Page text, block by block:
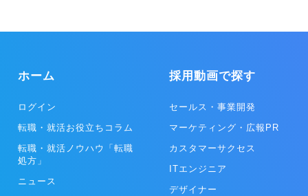
り組みを行っています。 ◎プロダクト事業 プロダクト事業は、クラ
を展開しています。UI/UXが優れたデザインを重視し、高い価値を実
い、クライアントの新規獲得コストの削減や事業安定化に貢献してい
ます。
ホーム
ログイン
転職・就活お役立ちコラム
転職・就活ノウハウ「転職
処方」
ニュース
採用動画で探す
セールス・事業開発
マーケティング・広報PR
カスタマーサクセス
ITエンジニア
デザイナー